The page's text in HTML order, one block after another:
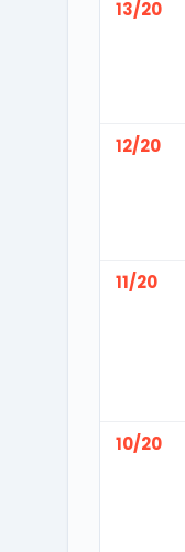
13/20
12/20
11/20
10/20